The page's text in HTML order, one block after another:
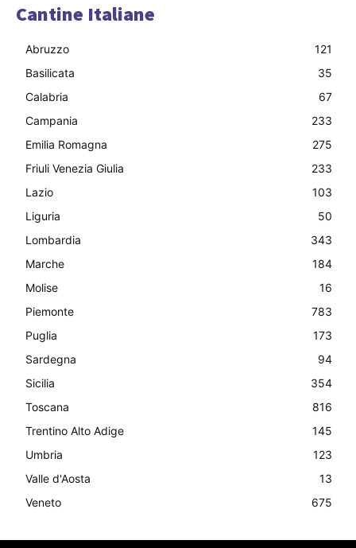
Cantine Italiane
Abruzzo
121
Basilicata
35
Calabria
67
Campania
233
Emilia Romagna
275
Friuli Venezia Giulia
233
Lazio
103
Liguria
50
Lombardia
343
Marche
184
Molise
16
Piemonte
783
Puglia
173
Sardegna
94
Sicilia
354
Toscana
816
Trentino Alto Adige
145
Umbria
123
Valle d'Aosta
13
Veneto
675